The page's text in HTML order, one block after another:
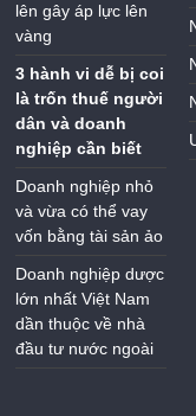
lên gây áp lực lên
vàng
3 hành vi dễ bị coi
là trốn thuế người
dân và doanh
nghiệp cần biết
Doanh nghiệp nhỏ
và vừa có thể vay
vốn bằng tài sản ảo
Doanh nghiệp dược
lớn nhất Việt Nam
dần thuộc về nhà
đầu tư nước ngoài